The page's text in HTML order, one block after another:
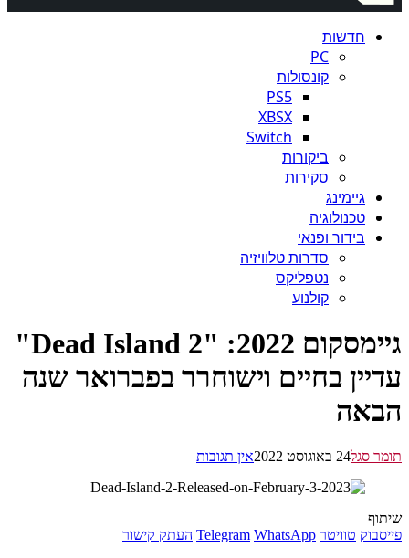
חדשות
PC
קונסולות
PS5
XBSX
Switch
ביקורות
סקירות
גיימינג
טכנולוגיה
בידור ופנאי
סדרות טלוויזיה
נטפליקס
קולנוע
גיימסקום 2022: "Dead Island 2"
בחיים וישוחרר בפברואר שנה
סגל24 באוגוסט 2022 אין תגובות
טוויטר Telegram WhatsApp העתק קישור